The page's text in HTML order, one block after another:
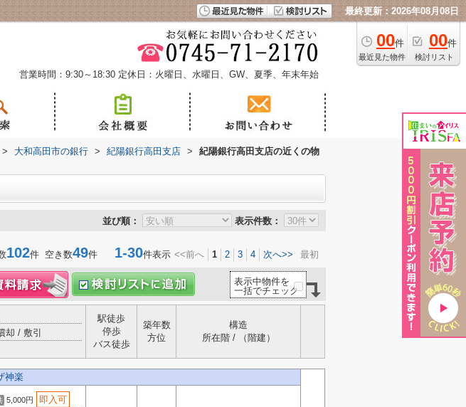
最終更新：2026年08月08日
00件
最近見た物件
00件
検討リスト
営業時間：9:30～18:30 定休日：火曜日、水曜日、GW、夏季、年末年始
> 大和高田市の銀行 > 紀陽銀行高田支店 >
紀陽銀行高田支店の近くの物
並び順： 表示件数：
102件 空き数49件 1-30件表示 <<前へ 1 2 3 4 次へ>> 最初
表示中物件を
一括でチェック
却 / 敷引
駅徒歩
停歩
バス徒歩
築年数
方位
構造
所在階 / （階建）
神楽
5,000円 即入可